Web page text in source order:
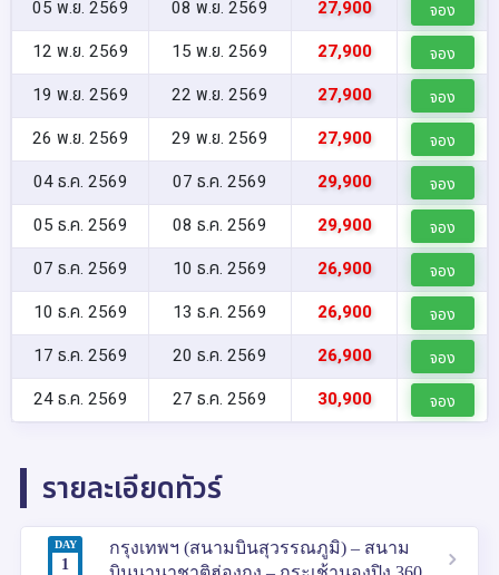
05 พ.ย. 2569 08 พ.ย. 2569 27,900 จอง
12 พ.ย. 2569 15 พ.ย. 2569 27,900 จอง
19 พ.ย. 2569 22 พ.ย. 2569 27,900 จอง
26 พ.ย. 2569 29 พ.ย. 2569 27,900 จอง
04 ธ.ค. 2569 07 ธ.ค. 2569 29,900 จอง
05 ธ.ค. 2569 08 ธ.ค. 2569 29,900 จอง
07 ธ.ค. 2569 10 ธ.ค. 2569 26,900 จอง
10 ธ.ค. 2569 13 ธ.ค. 2569 26,900 จอง
17 ธ.ค. 2569 20 ธ.ค. 2569 26,900 จอง
24 ธ.ค. 2569 27 ธ.ค. 2569 30,900 จอง
รายละเอียดทัวร์
DAY
1
กรุงเทพฯ (สนามบินสุวรรณภูมิ) – สนาม